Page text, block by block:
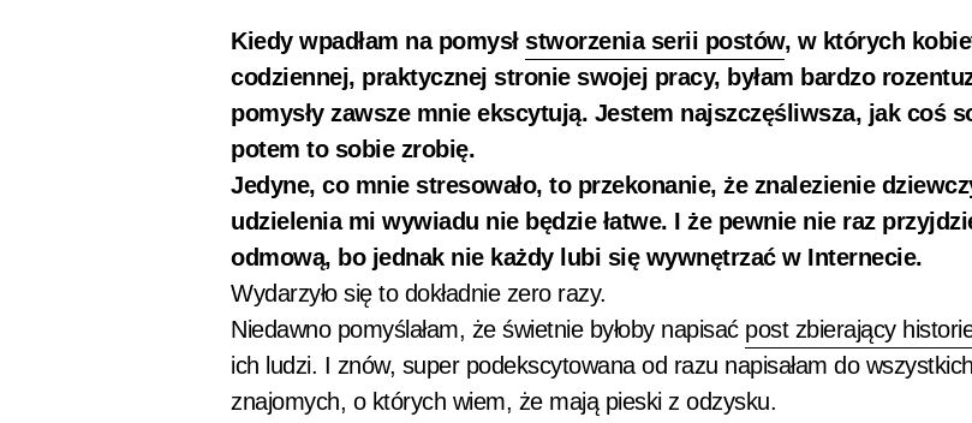
Kiedy wpadłam na pomysł stworzenia serii postów, w których
codziennej, praktycznej stronie swojej pracy, byłam bardzo
pomysły zawsze mnie ekscytują. Jestem najszczęśliwsza, jak coś
potem to sobie zrobię.
Jedyne, co mnie stresowało, to przekonanie, że znalezienie
udzielenia mi wywiadu nie będzie łatwe. I że pewnie nie raz
odmową, bo jednak nie każdy lubi się wywnętrzać w Internecie.
Wydarzyło się to dokładnie zero razy.
Niedawno pomyślałam, że świetnie byłoby napisać post zbierający
ich ludzi. I znów, super podekscytowana od razu napisałam do
znajomych, o których wiem, że mają pieski z odzysku.